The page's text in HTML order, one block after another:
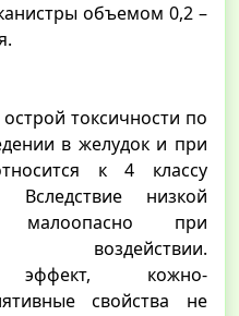
объемом 0,2 –
токсичности по
в желудок и при
к 4 классу
Вследствие низкой
малоопасно при
воздействии.
эффект, кожно-
свойства не